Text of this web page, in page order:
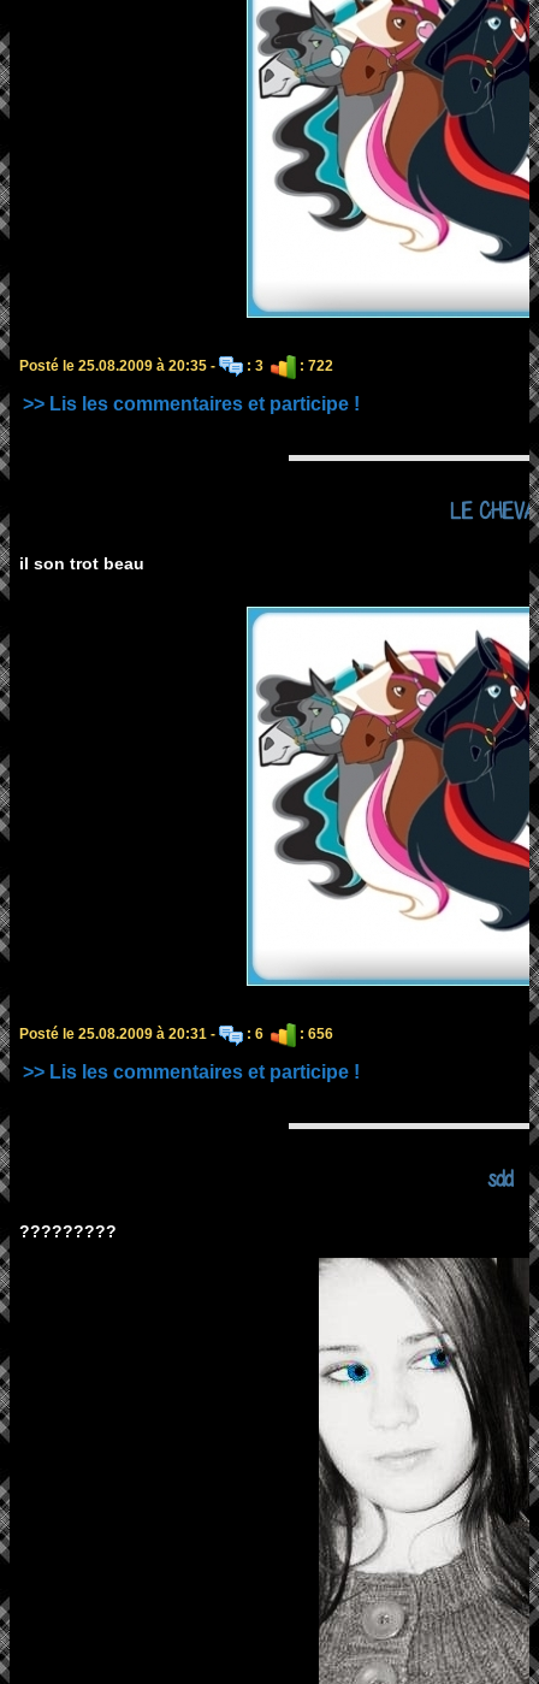
Posté le 25.08.2009 à 20:35 - : 3 : 722
>> Lis les commentaires et participe !
LE
il son trot beau
Posté le 25.08.2009 à 20:31 - : 6 : 656
>> Lis les commentaires et participe !
sdd
?????????